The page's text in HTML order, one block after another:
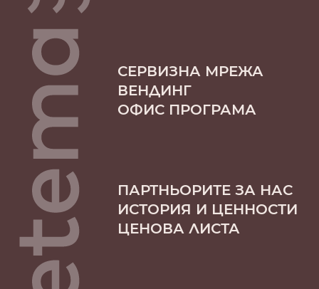
СЕРВИЗНА МРЕЖА
ВЕНДИНГ
ОФИС ПРОГРАМА
ПАРТНЬОРИТЕ ЗА НАС
ИСТОРИЯ И ЦЕННОСТИ
ЦЕНОВА ЛИСТА